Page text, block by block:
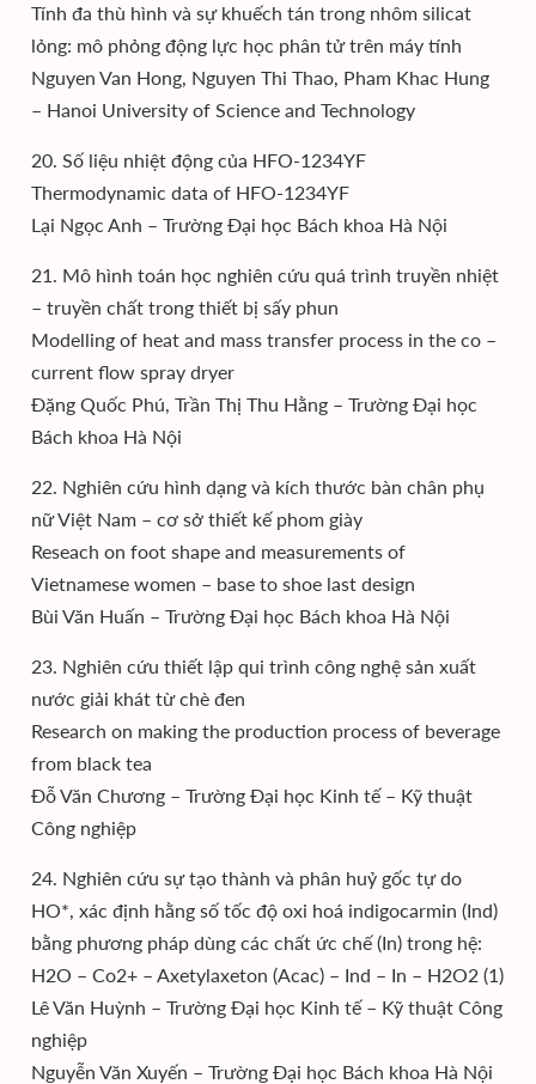
Tính đa thù hình và sự khuếch tán trong nhôm silicat
lỏng: mô phỏng động lực học phân tử trên máy tính
Nguyen Van Hong, Nguyen Thi Thao, Pham Khac Hung
– Hanoi University of Science and Technology
20. Số liệu nhiệt động của HFO-1234YF
Thermodynamic data of HFO-1234YF
Lại Ngọc Anh – Trường Đại học Bách khoa Hà Nội
21. Mô hình toán học nghiên cứu quá trình truyền nhiệt
– truyền chất trong thiết bị sấy phun
Modelling of heat and mass transfer process in the co –
current flow spray dryer
Đặng Quốc Phú, Trần Thị Thu Hằng – Trường Đại học
Bách khoa Hà Nội
22. Nghiên cứu hình dạng và kích thước bàn chân phụ
nữ Việt Nam – cơ sở thiết kế phom giày
Reseach on foot shape and measurements of
Vietnamese women – base to shoe last design
Bùi Văn Huấn – Trường Đại học Bách khoa Hà Nội
23. Nghiên cứu thiết lập qui trình công nghệ sản xuất
nước giải khát từ chè đen
Research on making the production process of beverage
from black tea
Đỗ Văn Chương – Trường Đại học Kinh tế – Kỹ thuật
Công nghiệp
24. Nghiên cứu sự tạo thành và phân huỷ gốc tự do
HO*, xác định hằng số tốc độ oxi hoá indigocarmin (Ind)
bằng phương pháp dùng các chất ức chế (In) trong hệ:
H2O – Co2+ – Axetylaxeton (Acac) – Ind – In – H2O2 (1)
Lê Văn Huỳnh – Trường Đại học Kinh tế – Kỹ thuật Công
nghiệp
Nguyễn Văn Xuyến – Trường Đại học Bách khoa Hà Nội